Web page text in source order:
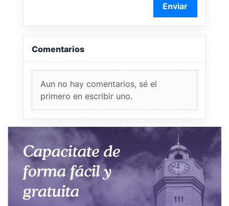
Enviar
Comentarios
Aun no hay comentarios, sé el
primero en escribir uno.